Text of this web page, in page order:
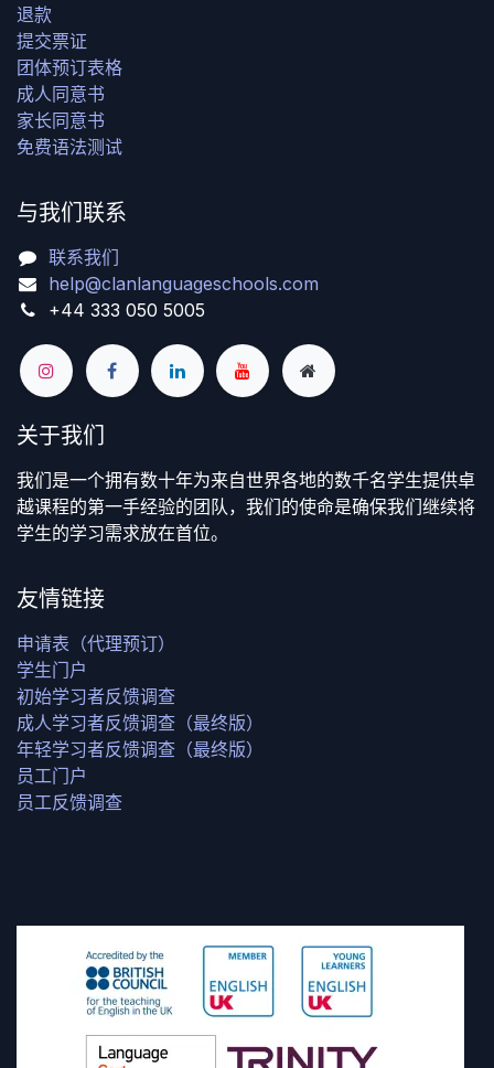
退款
提交票证
团体预订表格
成人同意书
家长同意书
免费语法测试
与我们联系
联系我们
help@clanlanguageschools.com
+44 333 050 5005
关于我们
我们是一个拥有数十年为来自世界各地的数千名学生提供卓
越课程的第一手经验的团队，我们的使命是确保我们继续将
学生的学习需求放在首位。
友情链接
申请表（代理预订）
学生门户
初始学习者反馈调查
成人学习者反馈调查（最终版）
年轻学习者反馈调查（最终版）
员工门户
员工反馈调查